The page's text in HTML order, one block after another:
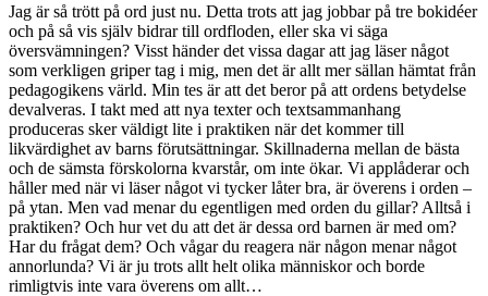
Jag är så trött på ord just nu. Detta trots att jag jobbar på tre bokidéer
och på så vis själv bidrar till ordfloden, eller ska vi säga
översvämningen? Visst händer det vissa dagar att jag läser något
som verkligen griper tag i mig, men det är allt mer sällan hämtat från
pedagogikens värld. Min tes är att det beror på att ordens betydelse
devalveras. I takt med att nya texter och textsammanhang
produceras sker väldigt lite i praktiken när det kommer till
likvärdighet av barns förutsättningar. Skillnaderna mellan de bästa
och de sämsta förskolorna kvarstår, om inte ökar. Vi applåderar och
håller med när vi läser något vi tycker låter bra, är överens i orden –
på ytan. Men vad menar du egentligen med orden du gillar? Alltså i
praktiken? Och hur vet du att det är dessa ord barnen är med om?
Har du frågat dem? Och vågar du reagera när någon menar något
annorlunda? Vi är ju trots allt helt olika människor och borde
rimligtvis inte vara överens om allt…